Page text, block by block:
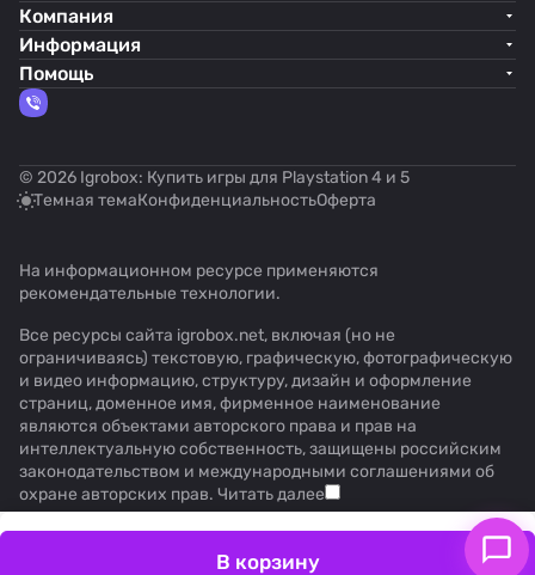
В корзину
Компания
Информация
Помощь
© 2026 Igrobox: Купить игры для Playstation 4 и 5
Темная темаКонфиденциальностьОферта
На информационном ресурсе применяются
рекомендательные технологии.
Все ресурсы сайта igrobox.net, включая (но не
ограничиваясь) текстовую, графическую, фотографическую
и видео информацию, структуру, дизайн и оформление
страниц, доменное имя, фирменное наименование
являются объектами авторского права и прав на
интеллектуальную собственность, защищены российским
законодательством и международными соглашениями об
охране авторских прав. Читать далее